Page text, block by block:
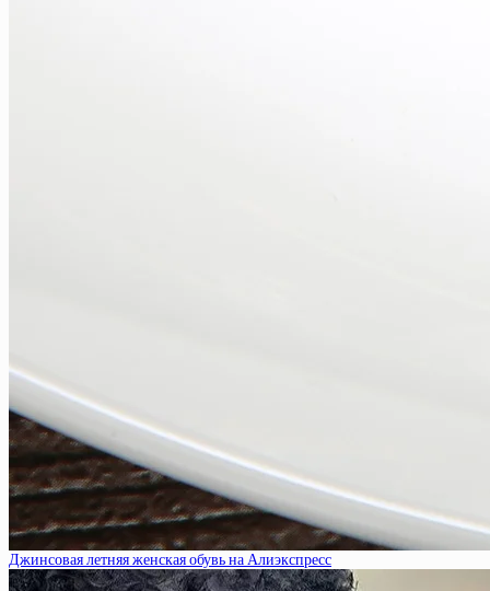
Джинсовая летняя женская обувь на Алиэкспресс